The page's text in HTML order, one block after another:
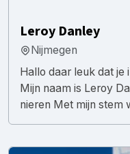
Leroy Danley
Nijmegen
Hallo daar leuk dat je
Mijn naam is Leroy
nieren Met mijn stem